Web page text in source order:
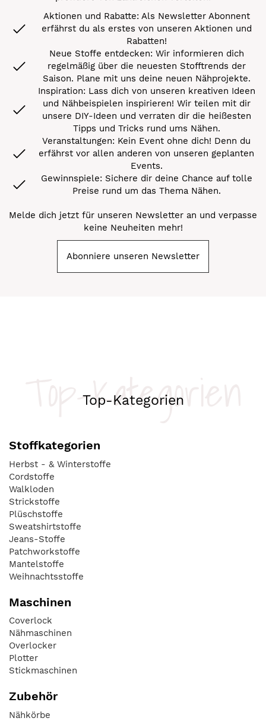
Aktionen und Rabatte: Als Newsletter Abonnent
erfährst du als erstes von unseren Aktionen und
Rabatten!
Neue Stoffe entdecken: Wir informieren dich
regelmäßig über die neuesten Stofftrends der
Saison. Plane mit uns deine neuen Nähprojekte.
Inspiration: Lass dich von unseren kreativen Ideen
und Nähbeispielen inspirieren! Wir teilen mit dir
unsere DIY-Ideen und verraten dir die heißesten
Tipps und Tricks rund ums Nähen.
Veranstaltungen: Kein Event ohne dich! Denn du
erfährst vor allen anderen von unseren geplanten
Events.
Gewinnspiele: Sichere dir deine Chance auf tolle
Preise rund um das Thema Nähen.
Melde dich jetzt für unseren Newsletter an und verpasse
keine Neuheiten mehr!
Abonniere unseren Newsletter
Top-Kategorien
Top-Kategorien
Stoffkategorien
Herbst - & Winterstoffe
Cordstoffe
Walkloden
Strickstoffe
Plüschstoffe
Sweatshirtstoffe
Jeans-Stoffe
Patchworkstoffe
Mantelstoffe
Weihnachtsstoffe
Maschinen
Coverlock
Nähmaschinen
Overlocker
Plotter
Stickmaschinen
Zubehör
Nähkörbe